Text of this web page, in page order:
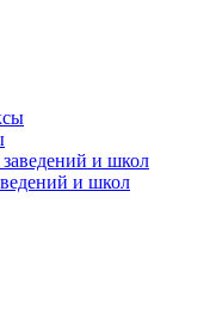
и школ